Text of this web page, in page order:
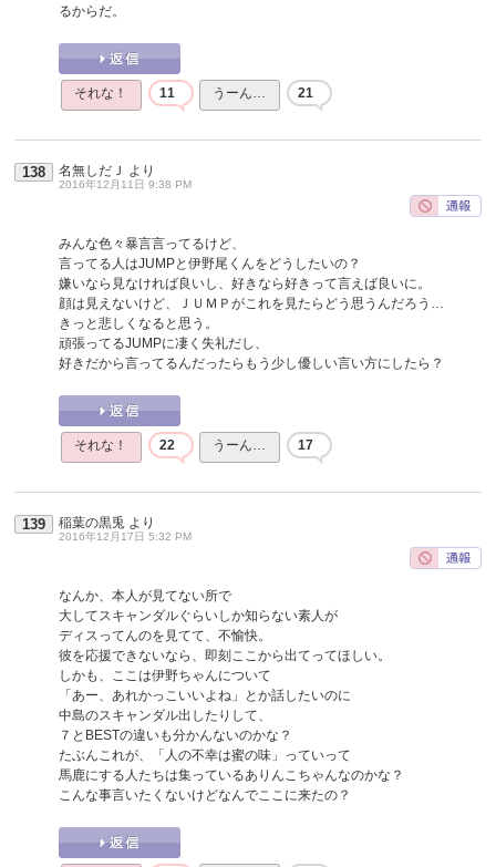
るからだ。
それな！ 11 うーん… 21
138 名無しだＪ より
2016年12月11日 9:38 PM
みんな色々暴言言ってるけど、
言ってる人はJUMPと伊野尾くんをどうしたいの？
嫌いなら見なければ良いし、好きなら好きって言えば良いに。
顔は見えないけど、ＪＵＭＰがこれを見たらどう思うんだろう…
きっと悲しくなると思う。
頑張ってるJUMPに凄く失礼だし、
好きだから言ってるんだったらもう少し優しい言い方にしたら？
それな！ 22 うーん… 17
139 稲葉の黒兎 より
2016年12月17日 5:32 PM
なんか、本人が見てない所で
大してスキャンダルぐらいしか知らない素人が
ディスってんのを見てて、不愉快。
彼を応援できないなら、即刻ここから出てってほしい。
しかも、ここは伊野ちゃんについて
「あー、あれかっこいいよね」とか話したいのに
中島のスキャンダル出したりして、
７とBESTの違いも分かんないのかな？
たぶんこれが、「人の不幸は蜜の味」っていって
馬鹿にする人たちは集っているありんこちゃんなのかな？
こんな事言いたくないけどなんでここに来たの？